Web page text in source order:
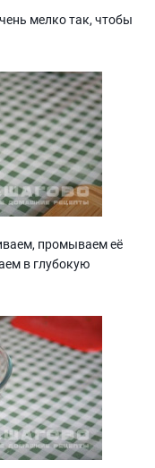
мелко так, чтобы
промываем её
в глубокую